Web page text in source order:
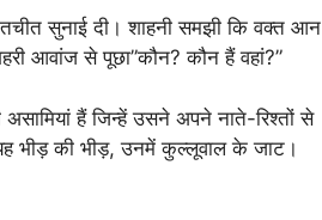
सुनाई दी। शाहनी समझी कि वक्त आन
आवांज से पूछा”कौन? कौन हैं वहां?”
हैं जिन्हें उसने अपने नाते-रिश्तों से
भीड़ की भीड़, उनमें कुल्लूवाल के जाट।